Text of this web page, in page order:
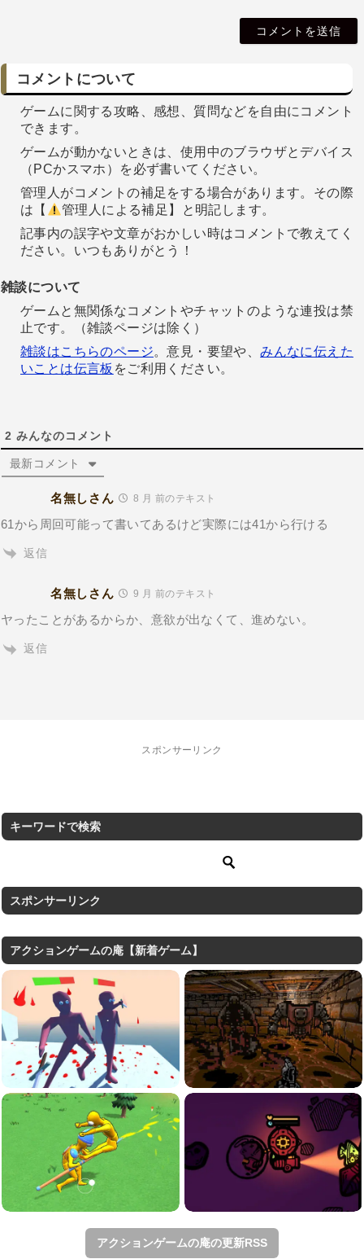
コメントについて
ゲームに関する攻略、感想、質問などを自由にコメント
できます。
ゲームが動かないときは、使用中のブラウザとデバイス
（PCかスマホ）を必ず書いてください。
管理人がコメントの補足をする場合があります。その際
は【
管理人による補足】と明記します。
記事内の誤字や文章がおかしい時はコメントで教えてく
ださい。いつもありがとう！
雑談について
ゲームと無関係なコメントやチャットのような連投は禁
止です。（雑談ページは除く）
雑談はこちらのページ。意見・要望や、みんなに伝えた
いことは伝言板 をご利用ください。
2 みんなのコメント
最新コメント
名無しさん 8 月 前のテキスト
61から周回可能って書いてあるけど実際には41から行ける
返信
名無しさん 9 月 前のテキスト
ヤったことがあるからか、意欲が出なくて、進めない。
返信
スポンサーリンク
キーワードで検索
スポンサーリンク
アクションゲームの庵【新着ゲーム】
アクションゲームの庵の更新RSS